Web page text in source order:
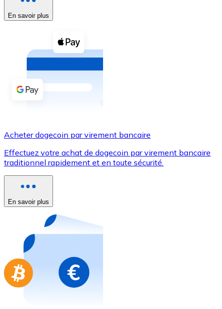
Voir toutes
Coupons crypto
Achetez des cryptomonnaies en espèces et d'autres
Acheter avec espèces
Virement SEPA
Utilisez les cartes Visa et Mastercard pour acheter
Acheter avec carte
Nouveau
Achetez des cartes-cadeaux de vos marques
Aller à la boutique de cartes-cadeaux
En savoir plus
Acheter dogecoin par virement bancaire
Effectuez votre achat de dogecoin par virement bancaire
traditionnel rapidement et en toute sécurité.
En savoir plus